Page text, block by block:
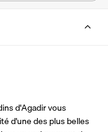
d'Agadir vous
d'une des plus belles